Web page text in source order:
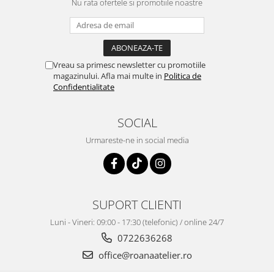
Nu rata ofertele si promotiile noastre
Vreau sa primesc newsletter cu promotiile
magazinului. Afla mai multe in Politica de
Confidentialitate
SOCIAL
Urmareste-ne in social media
SUPORT CLIENTI
Luni - Vineri: 09:00 - 17:30 (telefonic) / online 24/7
0722636268
office@roanaatelier.ro